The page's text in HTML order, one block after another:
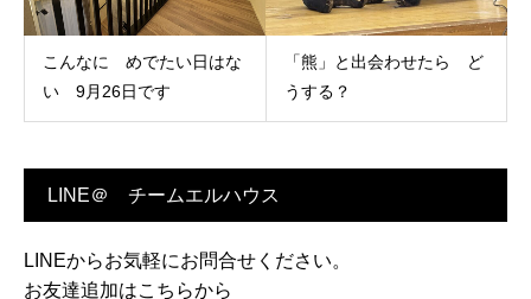
こんなに めでたい日はな
い 9月26日です
「熊」と出会わせたら ど
うする？
LINE＠ チームエルハウス
LINEからお気軽にお問合せください。
お友達追加はこちらから